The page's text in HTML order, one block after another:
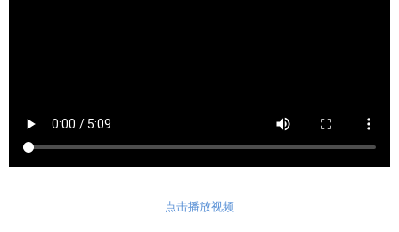
点击播放视频